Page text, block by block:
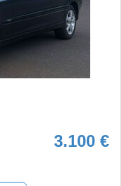
3.100 €